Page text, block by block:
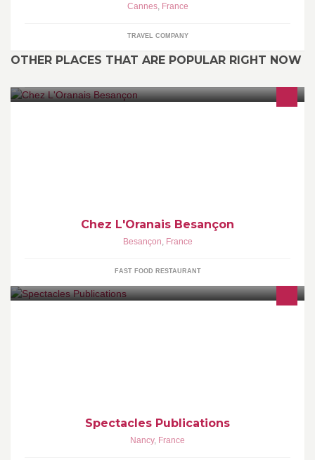
Cannes, France
TRAVEL COMPANY
OTHER PLACES THAT ARE POPULAR RIGHT NOW
Chez L'Oranais Besançon
Besançon, France
FAST FOOD RESTAURANT
Spectacles Publications
Nancy, France